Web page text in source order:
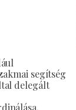
segítség
delegált